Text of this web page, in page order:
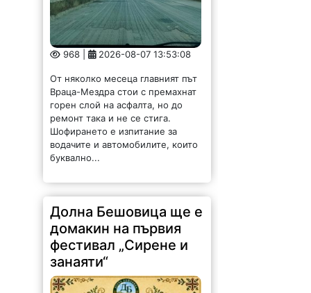
968 | 2026-08-07 13:53:08
От няколко месеца главният път
Враца-Мездра стои с премахнат
горен слой на асфалта, но до
ремонт така и не се стига.
Шофирането е изпитание за
водачите и автомобилите, които
буквално...
Долна Бешовица ще е
домакин на първия
фестивал „Сирене и
занаяти“